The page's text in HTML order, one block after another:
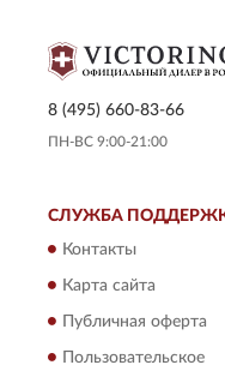
8 (495) 660-83-66
ПН-ВС 9:00-21:00
СЛУЖБА
Контакты
Карта сайта
Публичная оферта
Пользовательское